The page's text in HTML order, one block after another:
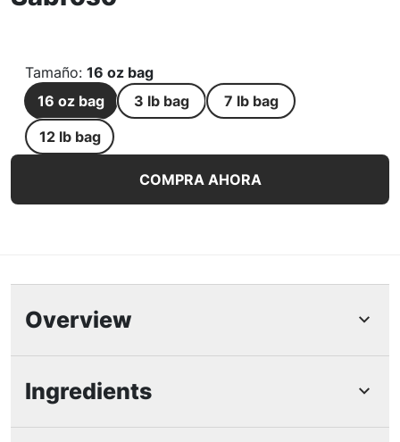
Tamaño: 16 oz bag
16 oz bag
3 lb bag
7 lb bag
12 lb bag
Purina Fancy Feast Comida Seca para Gatos con Pollo
COMPRA AHORA
Overview
Características Destacadas
Ingredients